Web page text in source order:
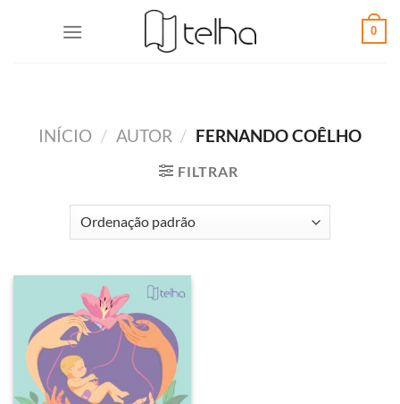
0
INÍCIO / AUTOR / FERNANDO COÊLHO
FILTRAR